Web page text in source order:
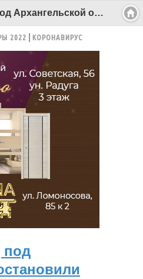
На посту ГИБДД под Архангельской остановили легковушку с четырьмя центнерами стерляди - Беломорканал Северодвинск tv29.ru
2022 КОРОНАВИРУС
под